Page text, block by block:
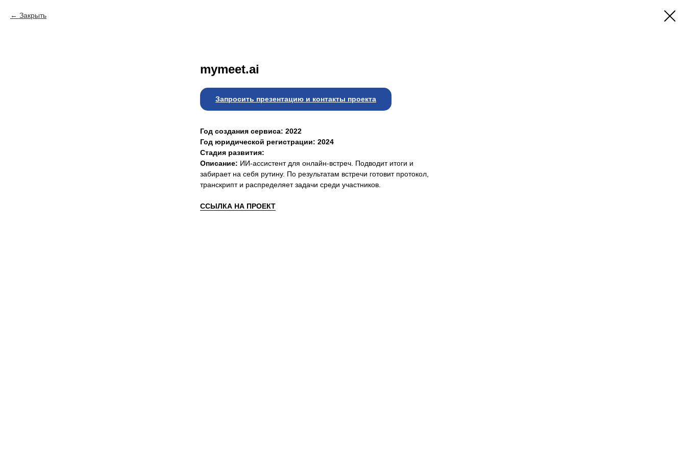
Закрыть
mymeet.ai
Запросить презентацию и контакты проекта
Год создания сервиса: 2022
Год юридической регистрации: 2024
Стадия развития:
Описание: ИИ-ассистент для онлайн-встреч. Подводит итоги и
забирает на себя рутину. По результатам встречи готовит протокол,
транскрипт и распределяет задачи среди участников.
ССЫЛКА НА ПРОЕКТ